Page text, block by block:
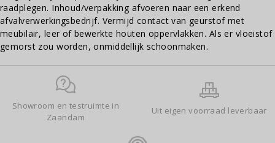
raadplegen. Inhoud/verpakking afvoeren naar een erkend
afvalverwerkingsbedrijf. Vermijd contact van geurstof met
meubilair, leer of bewerkte houten oppervlakken. Als er vloeistof
gemorst zou worden, onmiddellijk schoonmaken.
Showroom en testruimte in
Zaandam
Uit eigen voorraad leverbaar